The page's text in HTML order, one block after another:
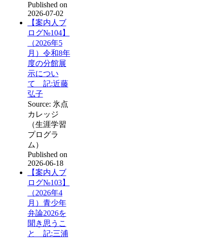
Published on
2026-07-02
【案内人ブ
ログ№104】
（2026年5
月）令和8年
度の分館展
示につい
て 記:近藤
弘子
Source: 氷点
カレッジ
（生涯学習
プログラ
ム）
Published on
2026-06-18
【案内人ブ
ログ№103】
（2026年4
月）青少年
弁論2026を
聞き思うこ
と 記:三浦